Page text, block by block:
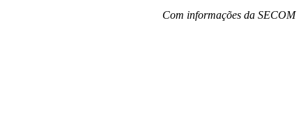
Com informações da SECOM